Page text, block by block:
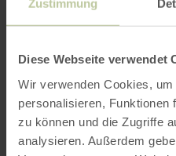
Zustimmung
Diese Webseite verwendet
Wir verwenden Cookies,
personalisieren, Funktionen
zu können und die Zugriffe
analysieren. Außerdem
N (13km)
Weitere